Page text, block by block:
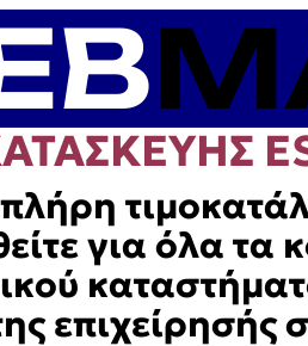
πλήρη
για όλα τα
επιχείρησής